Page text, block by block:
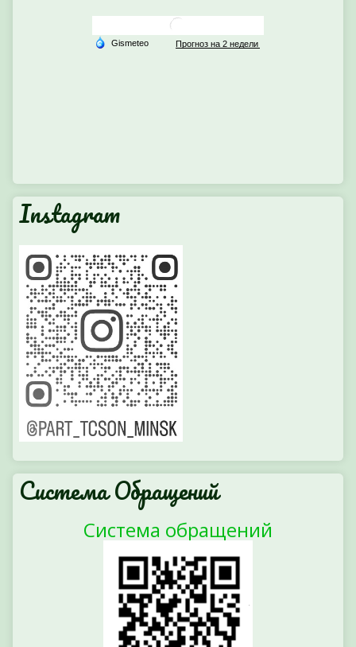
Instagram
Система Обращений
Система обращений